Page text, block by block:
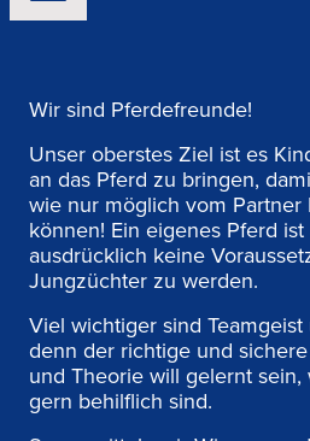
Wir sind Pferdefreunde!
Unser oberstes Ziel ist es
an das Pferd zu bringen,
wie nur möglich vom Partner
können! Ein eigenes Pferd
ausdrücklich keine
Jungzüchter zu werden.
Viel wichtiger sind Teamgeist
denn der richtige und
und Theorie will gelernt
gern behilflich sind.